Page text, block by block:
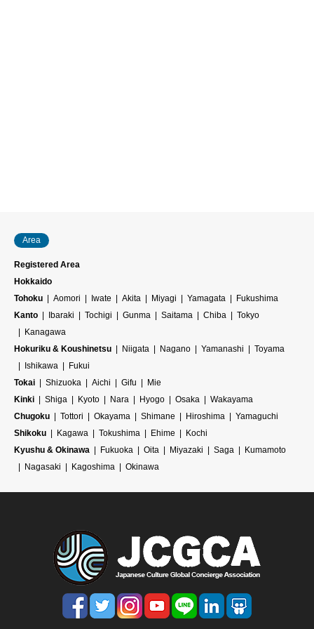
Area
Registered Area
Hokkaido
Tohoku
Aomori Iwate Akita Miyagi Yamagata
Fukushima
Kanto
Ibaraki Tochigi Gunma Saitama Chiba
Tokyo
Kanagawa
Hokuriku & Koushinetsu
Niigata Nagano Yamanashi
Toyama
Ishikawa
Fukui
Tokai
Shizuoka Aichi Gifu
Mie
Kinki
Shiga Kyoto Nara Hyogo Osaka
Wakayama
Chugoku
Tottori Okayama Shimane Hiroshima
Yamaguchi
Shikoku
Kagawa Tokushima Ehime
Kochi
Kyushu & Okinawa
Fukuoka Oita Miyazaki Saga
Kumamoto
Nagasaki
Kagoshima Okinawa